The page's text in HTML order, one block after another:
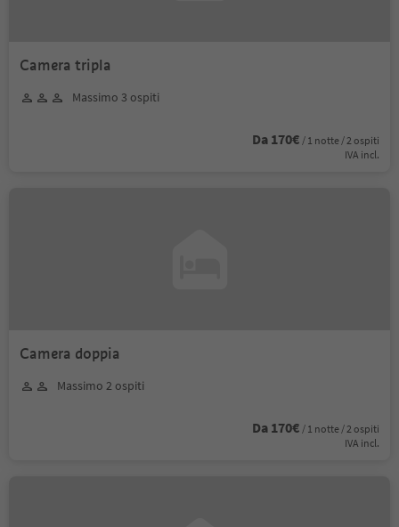
Camera tripla
Massimo 3 ospiti
Da 170€ / 1 notte / 2 ospiti
IVA incl.
Camera doppia
Massimo 2 ospiti
Da 170€ / 1 notte / 2 ospiti
IVA incl.